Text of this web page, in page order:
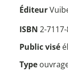
Éditeur
ISBN 2-
Public visé
Type